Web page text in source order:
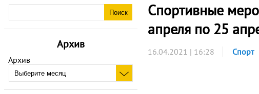
Архив
Архив
Спортивные
апреля по 25
16.04.2021 | 16:28 Спорт